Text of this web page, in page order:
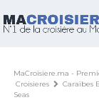
MaCroisiere.ma -
Croisieres
Caraïbes
Seas